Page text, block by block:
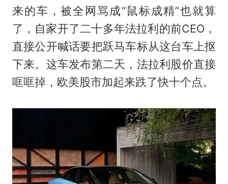
来的车，被全网骂成“鼠标成精”也就算
了，自家开了二十多年法拉利的前CEO，
直接公开喊话要把跃马车标从这台车上抠
下来。这车发布第二天，法拉利股价直接
哐哐掉，欧美股市加起来跌了快十个点。